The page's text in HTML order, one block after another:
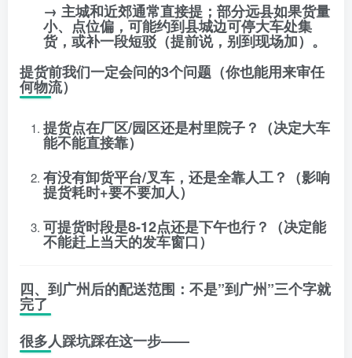
→ 主城和近郊通常直接提；部分远县如果货量
小、点位偏，可能约到县城边可停大车处集
货，或补一段短驳（提前说，别到现场加）。
提货前我们一定会问的3个问题（你也能用来审任
何物流）
提货点在厂区/园区还是村里院子？（决定大车
能不能直接靠）
有没有卸货平台/叉车 ，还是全靠人工？（影响
提货耗时+要不要加人）
可提货时段是8-12点还是下午也行？（决定能
不能赶上当天的发车窗口）
四、到广州后的配送范围：不是”到广州”三个字就
完了
很多人踩坑踩在这一步——